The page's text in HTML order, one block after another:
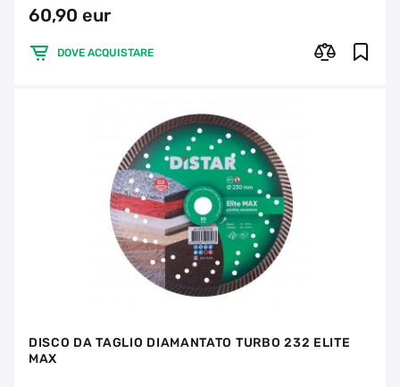
60,90 eur
DOVE ACQUISTARE
DISCO DA TAGLIO DIAMANTATO TURBO 232 ELITE
MAX